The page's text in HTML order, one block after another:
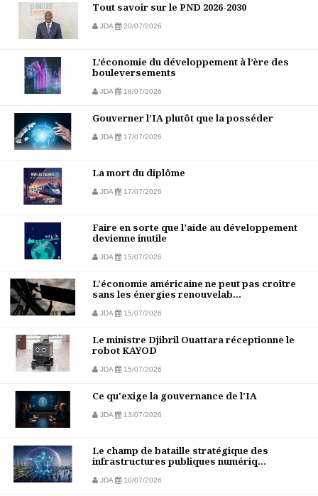
Tout savoir sur le PND 2026-2030
JDA 20/07/2026
L’économie du développement à l’ère des
bouleversements
JDA 18/07/2026
Gouverner l’IA plutôt que la posséder
JDA 17/07/2026
La mort du diplôme
JDA 17/07/2026
Faire en sorte que l’aide au développement
devienne inutile
JDA 15/07/2026
L'économie américaine ne peut pas croître
sans les énergies renouvelab...
JDA 15/07/2026
Le ministre Djibril Ouattara réceptionne le
robot KAYOD
JDA 15/07/2026
Ce qu'exige la gouvernance de l'IA
JDA 13/07/2026
Le champ de bataille stratégique des
infrastructures publiques numériq...
JDA 10/07/2026